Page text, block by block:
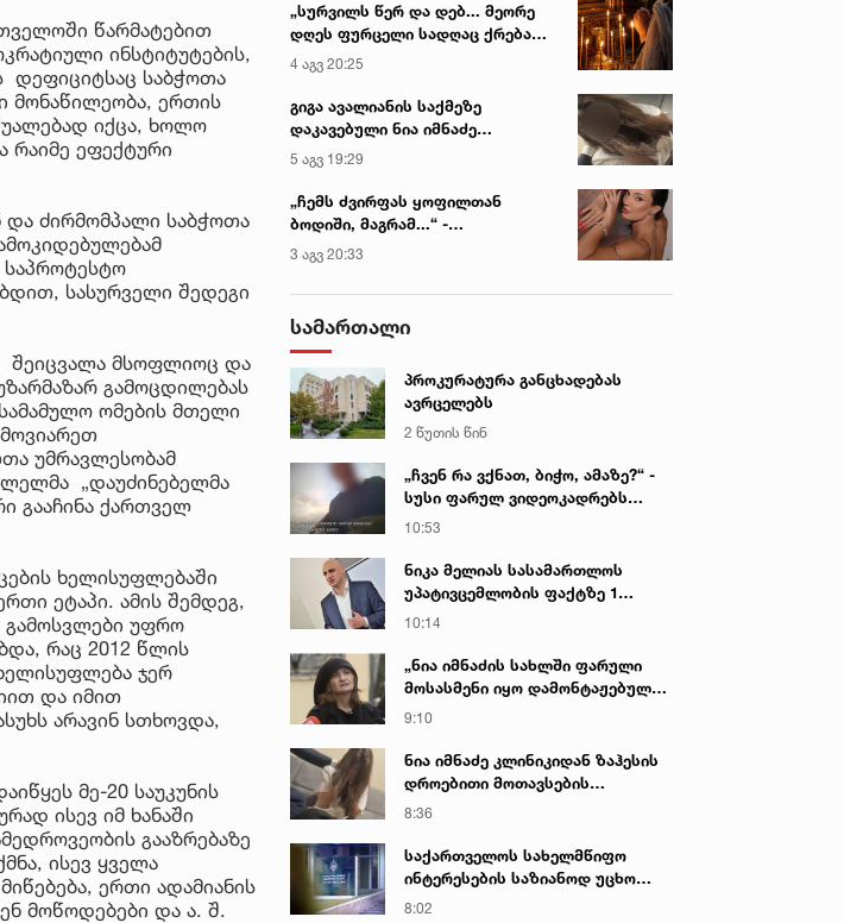
წარმატებით
ინსტიტუტების,
დეფიციტსაც საბჭოთა
მონაწილეობა, ერთის
იქცა, ხოლო
რაიმე ეფექტური
და ძირმომპალი საბჭოთა
საპროტესტო
სასურველი შედეგი
შეიცვალა მსოფლიოც და
გამოცდილებას
ომების მთელი
უმრავლესობამ
„დაუძინებელმა
გააჩინა ქართველ
ხელისუფლებაში
ეტაპი. ამის შემდეგ,
უფრო
რაც 2012 წლის
ჯერ
და იმით
არავინ სთხოვდა,
მე-20 საუკუნის
ისევ იმ ხანაში
გააზრებაზე
ისევ ყველა
ერთი ადამიანის
მოწოდებები და ა. შ.
„სურვილს წერ და დებ... მეორე
დღეს ფურცელი სადღაც ქრება
და სურვილი სრულდება...“ -
სასწაულმოქმედი ტაძარი შიდა
ქართლში
4 აგვ 20:25
გიგა ავალიანის საქმეზე
დაკავებული ნია იმნაძე
კლინიკაში გადაჰყავთ
5 აგვ 19:29
„ჩემს ძვირფას ყოფილთან
ბოდიში, მაგრამ...“ -
ალექსანდრა პაიჭაძის
გულწრფელი აღიარება
3 აგვ 20:33
სამართალი
პროკურატურა განცხადებას
ავრცელებს
2 წუთის წინ
„ჩვენ რა ვქნათ, ბიჭო, ამაზე?“ -
სუსი ფარულ ვიდეოკადრებს
აქვეყნებს, რომლის შედეგად 3
10:53
ნიკა მელიას სასამართლოს
უპატივცემლობის ფაქტზე 1
წლით და 6 თვით თავისუფლების
10:14
„ნია იმნაძის სახლში ფარული
მოსასმენი იყო დამონტაჟებული,
მისი ტელეფონიდან მასალები
9:10
ნია იმნაძე კლინიკიდან ზაჰესის
დროებითი მოთავსების
იზოლატორში გადაიყვანეს
8:36
საქართველოს სახელმწიფო
ინტერესების საზიანოდ უცხო
ქვეყნიდან მართულ და
8:02